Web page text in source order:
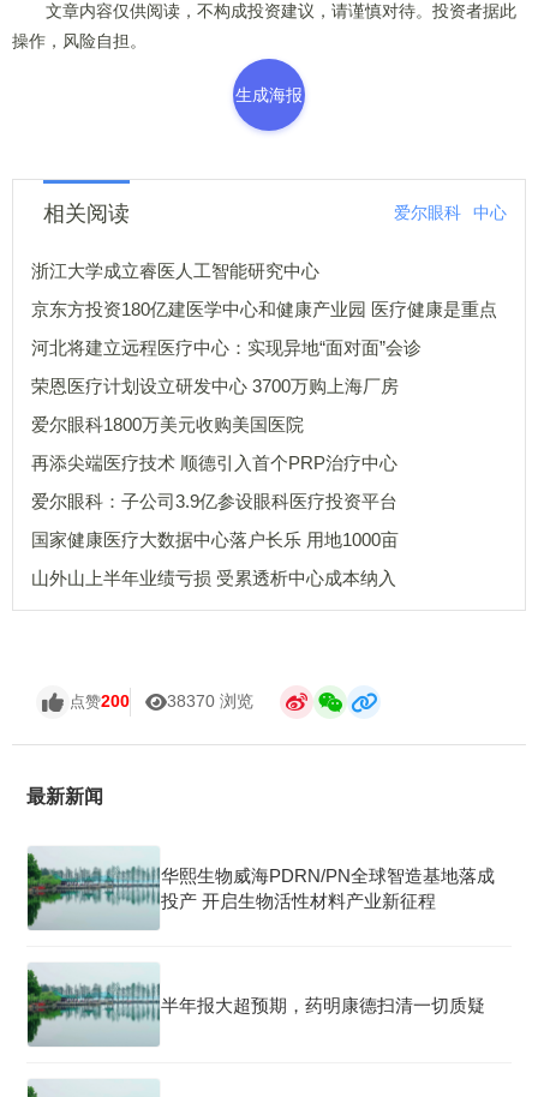
文章内容仅供阅读，不构成投资建议，请谨慎对待。投资者据此
操作，风险自担。
生成海报
相关阅读 爱尔眼科 中心
浙江大学成立睿医人工智能研究中心
京东方投资180亿建医学中心和健康产业园 医疗健康是重点
河北将建立远程医疗中心：实现异地“面对面”会诊
荣恩医疗计划设立研发中心 3700万购上海厂房
爱尔眼科1800万美元收购美国医院
再添尖端医疗技术 顺德引入首个PRP治疗中心
爱尔眼科：子公司3.9亿参设眼科医疗投资平台
国家健康医疗大数据中心落户长乐 用地1000亩
山外山上半年业绩亏损 受累透析中心成本纳入
点赞200 38370 浏览
最新新闻
华熙生物威海PDRN/PN全球智造基地落成
投产 开启生物活性材料产业新征程
半年报大超预期，药明康德扫清一切质疑